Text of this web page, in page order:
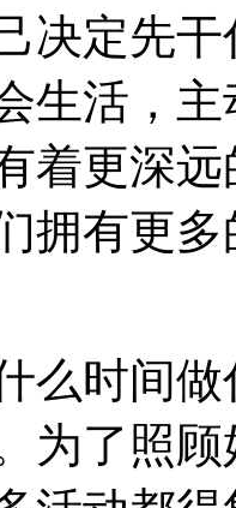
决定先
生活，
着更深
拥有更
么时间
为了照